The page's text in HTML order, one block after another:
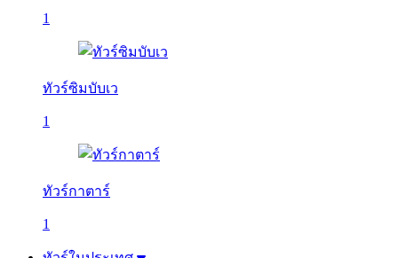
1
ทัวร์ซิมบับเว
1
ทัวร์กาตาร์
1